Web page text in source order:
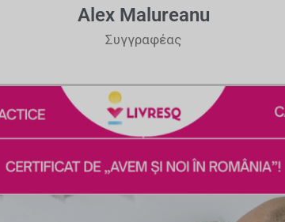
Alex Malureanu
Συγγραφέας